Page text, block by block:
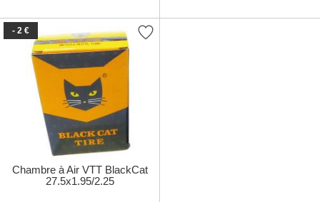
- 2 €
Chambre à Air VTT BlackCat
27.5x1.95/2.25